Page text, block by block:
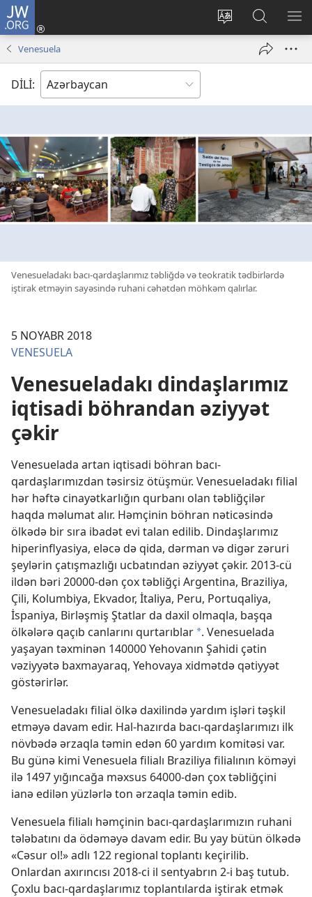
JW.ORG
Saytın
Daxil
JW.ORG-
da
axtarın
Venesuela
DİLİ:
Venesueladakı bacı-qardaşlarımız təbliğdə və teokratik tədbirlərdə
iştirak etməyin sayəsində ruhani cəhətdən möhkəm qalırlar.
5 NOYABR 2018
VENESUELA
Venesueladakı dindaşlarımız
iqtisadi böhrandan əziyyət
çəkir
Venesuelada artan iqtisadi böhran bacı-
qardaşlarımızdan təsirsiz ötüşmür. Venesueladakı filial
hər həftə cinayətkarlığın qurbanı olan təbliğçilər
haqda məlumat alır. Həmçinin böhran nəticəsində
ölkədə bir sıra ibadət evi talan edilib. Dindaşlarımız
hiperinflyasiya, eləcə də qida, dərman və digər zəruri
şeylərin çatışmazlığı ucbatından əziyyət çəkir. 2013-cü
ildən bəri 20000-dən çox təbliğçi Argentina, Braziliya,
Çili, Kolumbiya, Ekvador, İtaliya, Peru, Portuqaliya,
İspaniya, Birləşmiş Ştatlar da daxil olmaqla, başqa
ölkələrə qaçıb canlarını qurtarıblar a. Venesuelada
yaşayan təxminən 140000 Yehovanın Şahidi çətin
vəziyyətə baxmayaraq, Yehovaya xidmətdə qətiyyət
göstərirlər.
Venesueladakı filial ölkə daxilində yardım işləri təşkil
etməyə davam edir. Hal-hazırda bacı-qardaşlarımızı ilk
növbədə ərzaqla təmin edən 60 yardım komitəsi var.
Bu günə kimi Venesuela filialı Braziliya filialının köməyi
ilə 1497 yığıncağa məxsus 64000-dən çox təbliğçini
ianə edilən yüzlərlə ton ərzaqla təmin edib.
Venesuela filialı həmçinin bacı-qardaşlarımızın ruhani
tələbatını da ödəməyə davam edir. Bu yay bütün ölkədə
«Cəsur ol!» adlı 122 regional toplantı keçirilib.
Onlardan axırıncısı 2018-ci il sentyabrın 2-i baş tutub.
Çoxlu bacı-qardaşlarımız toplantılarda iştirak etmək